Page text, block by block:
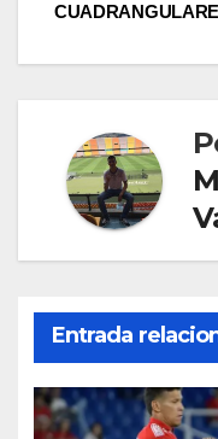
Entrada